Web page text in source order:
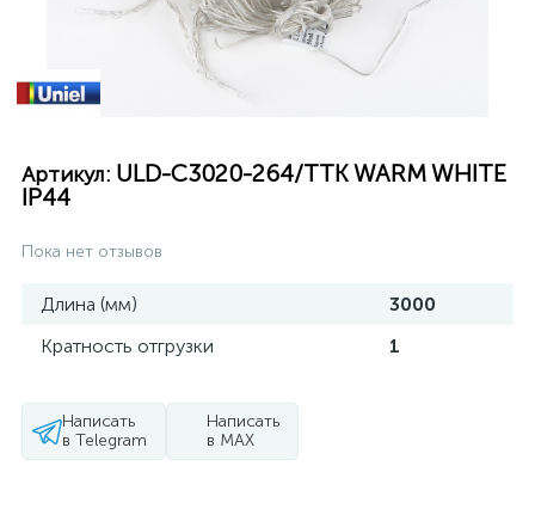
Артикул: ULD-C3020-264/TTK WARM WHITE
IP44
Пока нет отзывов
Длина (мм)
3000
Кратность отгрузки
1
Написать
в Telegram
Написать
в MAX